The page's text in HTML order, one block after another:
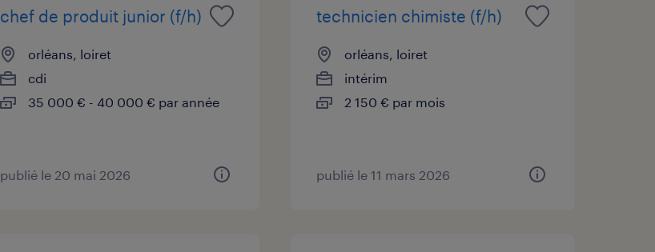
chef de produit junior (f/h)
orléans, loiret
cdi
35 000 € - 40 000 € par année
publié le 20 mai 2026
technicien chimiste (f/h)
orléans, loiret
intérim
2 150 € par mois
publié le 11 mars 2026